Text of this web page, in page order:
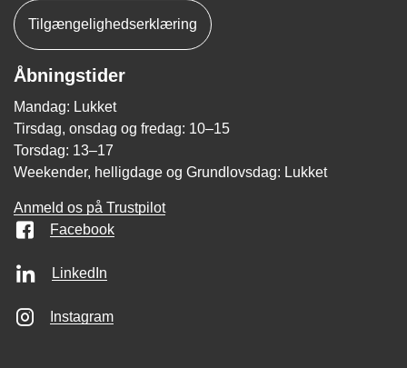
Tilgængelighedserklæring
Åbningstider
Mandag: Lukket
Tirsdag, onsdag og fredag: 10–15
Torsdag: 13–17
Weekender, helligdage og Grundlovsdag: Lukket
Anmeld os på Trustpilot
Facebook
LinkedIn
Instagram